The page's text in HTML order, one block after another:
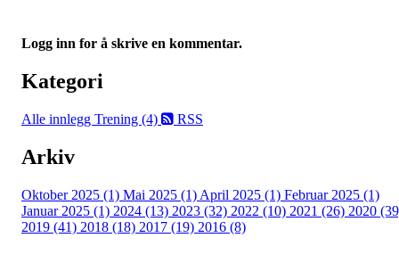
Logg inn for å skrive en kommentar.
Kategori
Alle innlegg Trening (4) RSS
Arkiv
Oktober 2025 (1) Mai 2025 (1) April 2025 (1) Februar 2025 (1)
Januar 2025 (1) 2024 (13) 2023 (32) 2022 (10) 2021 (26) 2020
2019 (41) 2018 (18) 2017 (19) 2016 (8)